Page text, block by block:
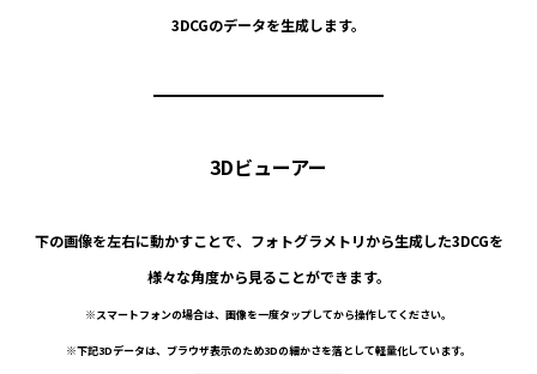
3DCGのデータを生成します。
━━━━━━━━━━━━
3Dビューアー
下の画像を左右に動かすことで、フォトグラメトリから生成した3DCGを
様々な角度から見ることができます。
※スマートフォンの場合は、画像を一度タップしてから操作してください。
※下記3Dデータは、ブラウザ表示のため3Dの細かさを落として軽量化しています。